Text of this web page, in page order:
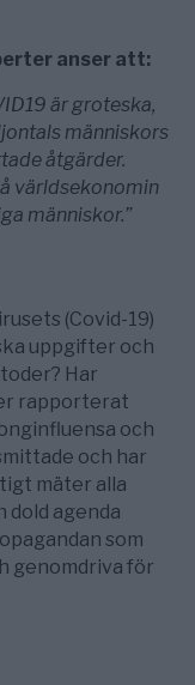
anser att:
är groteska,
människors
åtgärder.
världsekonomin
människor.”
(Covid-19)
uppgifter och
Har
rapporterat
och
och har
mäter alla
dold agenda
som
genomdriva för